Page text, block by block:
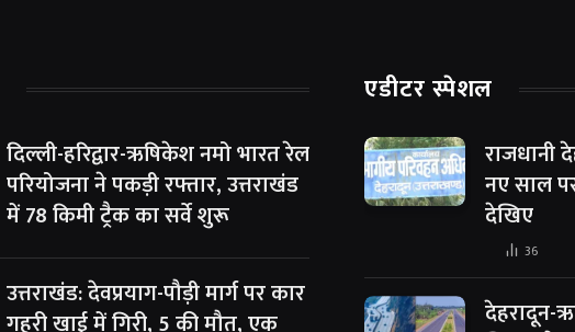
दिल्ली-हरिद्वार-ऋषिकेश नमो भारत रेल
परियोजना ने पकड़ी रफ्तार, उत्तराखंड
में 78 किमी ट्रैक का सर्वे शुरू
उत्तराखंड: देवप्रयाग-पौड़ी मार्ग पर कार
गहरी खाई में गिरी, 5 की मौत, एक
एडीटर स्पेशल
राजधानी
नए साल
देखिए
36
देहरादून-